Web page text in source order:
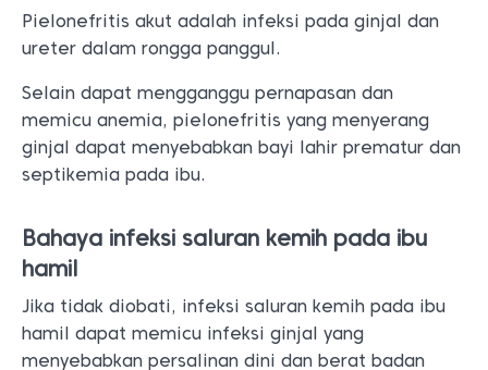
Pielonefritis akut adalah infeksi pada ginjal dan
ureter dalam rongga panggul.
Selain dapat mengganggu pernapasan dan
memicu anemia, pielonefritis yang menyerang
ginjal dapat menyebabkan bayi lahir prematur dan
septikemia pada ibu.
Bahaya infeksi saluran kemih pada ibu
hamil
Jika tidak diobati, infeksi saluran kemih pada ibu
hamil dapat memicu infeksi ginjal yang
menyebabkan persalinan dini dan berat badan